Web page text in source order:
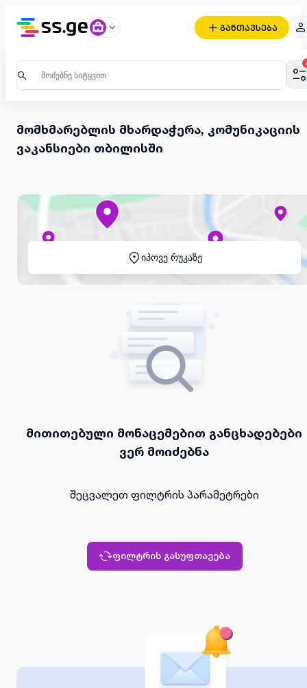
განთავსება
მომხმარებლის მხარდაჭერა, კომუნიკაციის
ვაკანსიები თბილისში
იპოვე რუკაზე
მითითებული მონაცემებით განცხადებები
ვერ მოიძებნა
შეცვალეთ ფილტრის პარამეტრები
ფილტრის გასუფთავება